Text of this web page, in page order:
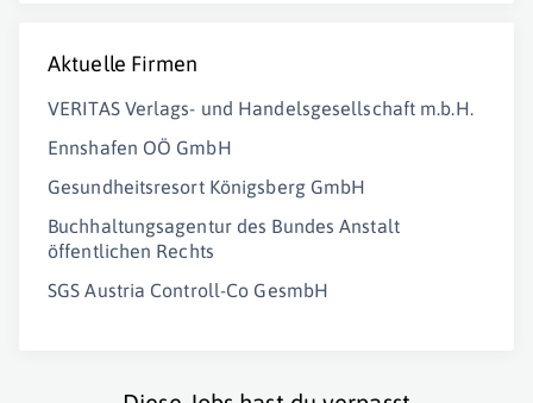
Aktuelle Firmen
VERITAS Verlags- und Handelsgesellschaft m.b.H.
Ennshafen OÖ GmbH
Gesundheitsresort Königsberg GmbH
Buchhaltungsagentur des Bundes Anstalt
öffentlichen Rechts
SGS Austria Controll-Co GesmbH